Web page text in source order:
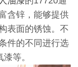
含锌，能够提供
表面的锈蚀。不
件的不同进行选
等。